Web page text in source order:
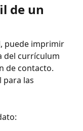
de un
puede imprimir
del currículum
de contacto.
para las